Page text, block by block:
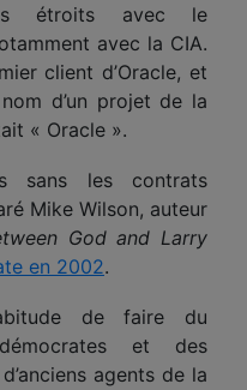
étroits avec le
avec la CIA.
client d’Oracle, et
d’un projet de la
« Oracle ».
sans les contrats
Mike Wilson, auteur
God and Larry
en 2002.
de faire du
et des
agents de la